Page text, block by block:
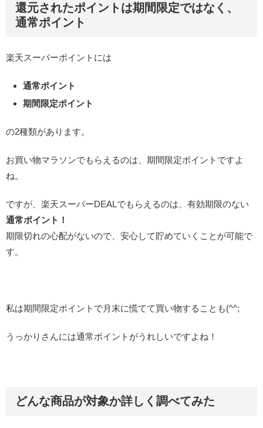
還元されたポイントは期間限定ではなく、
通常ポイント
楽天スーパーポイントには
通常ポイント
期間限定ポイント
の2種類があります。
お買い物マラソンでもらえるのは、期間限定ポイントですよ
ね。
ですが、楽天スーパーDEALでもらえるのは、有効期限のない
通常ポイント！
期限切れの心配がないので、安心して貯めていくことが可能で
す。
私は期間限定ポイントで月末に慌てて買い物することも(^^;
うっかりさんには通常ポイントがうれしいですよね！
どんな商品が対象か詳しく調べてみた